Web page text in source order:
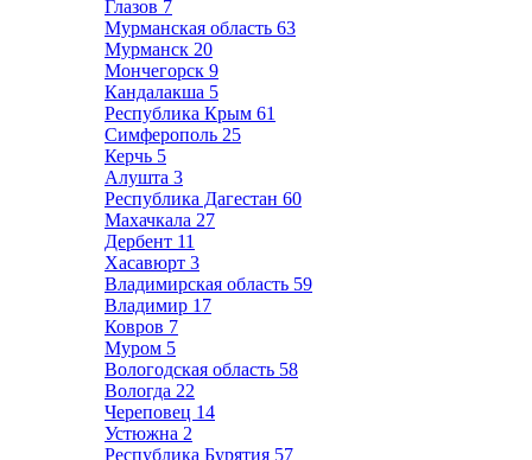
Глазов 7
Мурманская область 63
Мурманск 20
Мончегорск 9
Кандалакша 5
Республика Крым 61
Симферополь 25
Керчь 5
Алушта 3
Республика Дагестан 60
Махачкала 27
Дербент 11
Хасавюрт 3
Владимирская область 59
Владимир 17
Ковров 7
Муром 5
Вологодская область 58
Вологда 22
Череповец 14
Устюжна 2
Республика Бурятия 57